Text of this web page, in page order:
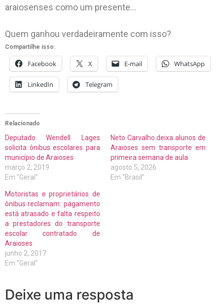
araiosenses como um presente…
Quem ganhou verdadeiramente com isso?
Compartilhe isso:
Facebook X E-mail WhatsApp
LinkedIn Telegram
Relacionado
Deputado Wendell Lages
solicita ônibus escolares para
município de Araioses
março 2, 2019
Em "Geral"
Neto Carvalho deixa alunos de
Araioses sem transporte em
primeira semana de aula
agosto 5, 2026
Em "Brasil"
Motoristas e proprietários de
ônibus reclamam: pagamento
está atrasado e falta respeito
a prestadores do transporte
escolar contratado de
Araioses
junho 2, 2017
Em "Geral"
Deixe uma resposta